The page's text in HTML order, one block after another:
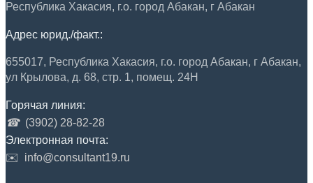
Республика Хакасия, г.о. город Абакан, г Абакан
Адрес юрид./факт.:
655017, Республика Хакасия, г.о. город Абакан, г Абакан,
ул Крылова, д. 68, стр. 1, помещ. 24Н
Горячая линия:
☎ (3902) 28-82-28
Электронная почта:
✉️
info@consultant19.ru